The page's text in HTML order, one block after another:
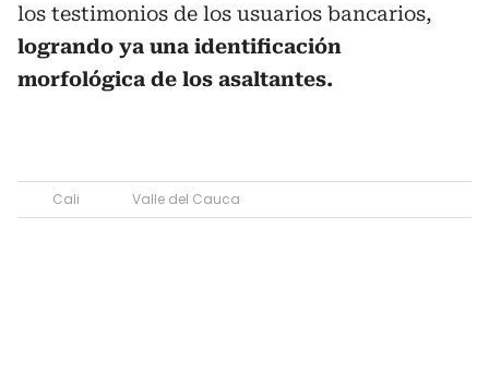
los testimonios de los usuarios bancarios,
logrando ya una identificación
morfológica de los asaltantes.
Cali Valle del Cauca